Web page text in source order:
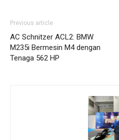
Previous article
AC Schnitzer ACL2: BMW
M235i Bermesin M4 dengan
Tenaga 562 HP